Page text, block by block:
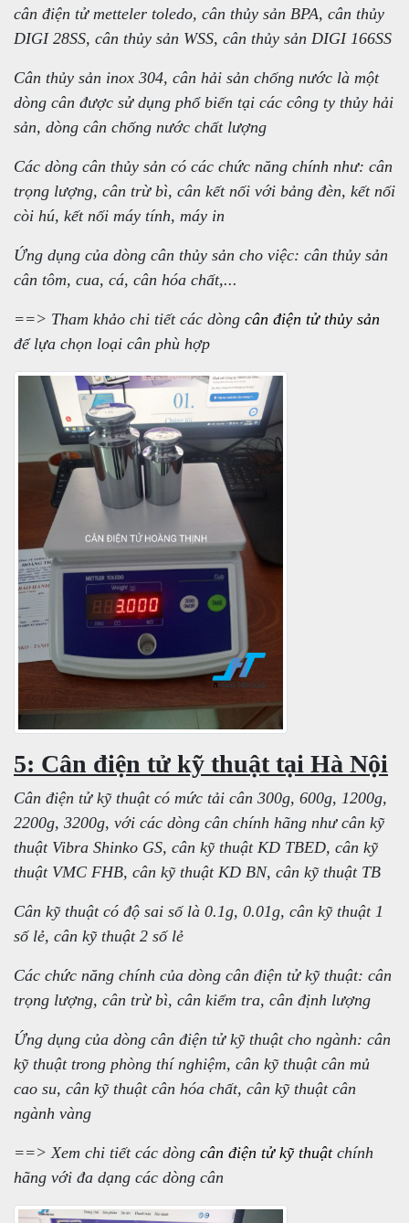
cân điện tử metteler toledo, cân thủy sản BPA, cân thủy
DIGI 28SS, cân thủy sản WSS, cân thủy sản DIGI 166SS
Cân thủy sản inox 304, cân hải sản chống nước là một
dòng cân được sử dụng phổ biến tại các công ty thủy hải
sản, dòng cân chống nước chất lượng
Các dòng cân thủy sản có các chức năng chính như: cân
trọng lượng, cân trừ bì, cân kết nối với bảng đèn, kết nối
còi hú, kết nối máy tính, máy in
Ứng dụng của dòng cân thủy sản cho việc: cân thủy sản
cân tôm, cua, cá, cân hóa chất,...
==> Tham khảo chi tiết các dòng cân điện tử thủy sản
để lựa chọn loại cân phù hợp
5: Cân điện tử kỹ thuật tại Hà Nội
Cân điện tử kỹ thuật có mức tải cân 300g, 600g, 1200g,
2200g, 3200g, với các dòng cân chính hãng như cân kỹ
thuật Vibra Shinko GS, cân kỹ thuật KD TBED, cân kỹ
thuật VMC FHB, cân kỹ thuật KD BN, cân kỹ thuật TB
Cân kỹ thuật có độ sai số là 0.1g, 0.01g, cân kỹ thuật 1
số lẻ, cân kỹ thuật 2 số lẻ
Các chức năng chính của dòng cân điện tử kỹ thuật: cân
trọng lượng, cân trừ bì, cân kiểm tra, cân định lượng
Ứng dụng của dòng cân điện tử kỹ thuật cho ngành: cân
kỹ thuật trong phòng thí nghiệm, cân kỹ thuật cân mủ
cao su, cân kỹ thuật cân hóa chất, cân kỹ thuật cân
ngành vàng
==> Xem chi tiết các dòng cân điện tử kỹ thuậtchính
hãng với đa dạng các dòng cân